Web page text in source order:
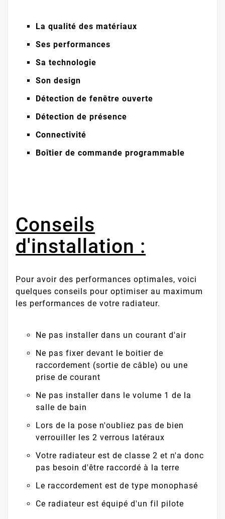
La qualité des matériaux
Ses performances
Sa technologie
Son design
Détection de fenêtre ouverte
Détection de présence
Connectivité
Boîtier de commande programmable
Conseils
d'installation :
Pour avoir des performances optimales, voici
quelques conseils pour optimiser au maximum
les performances de votre radiateur.
Ne pas installer dans un courant d'air
Ne pas fixer devant le boitier de
raccordement (sortie de câble) ou une
prise de courant
Ne pas installer dans le volume 1 de la
salle de bain
Lors de la pose n'oubliez pas de bien
verrouiller les 2 verrous latéraux
Votre radiateur est de classe 2 et n'a donc
pas besoin d'être raccordé à la terre
Le raccordement est de type monophasé
Ce radiateur est équipé d'un fil pilote